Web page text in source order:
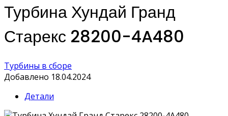
Турбина Хундай Гранд
Старекс 28200-4A480
Турбины в сборе
Добавлено 18.04.2024
Детали